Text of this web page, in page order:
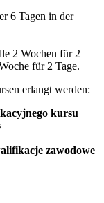
6 Tagen in der
2 Wochen für 2
für 2 Tage.
erlangt werden:
kursu
zawodowe